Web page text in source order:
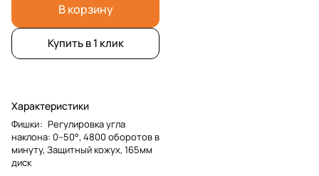
В корзину
Купить в 1 клик
Характеристики
Фишки: Регулировка угла
наклона: 0–50°, 4800 оборотов в
минуту, Защитный кожух, 165мм
диск